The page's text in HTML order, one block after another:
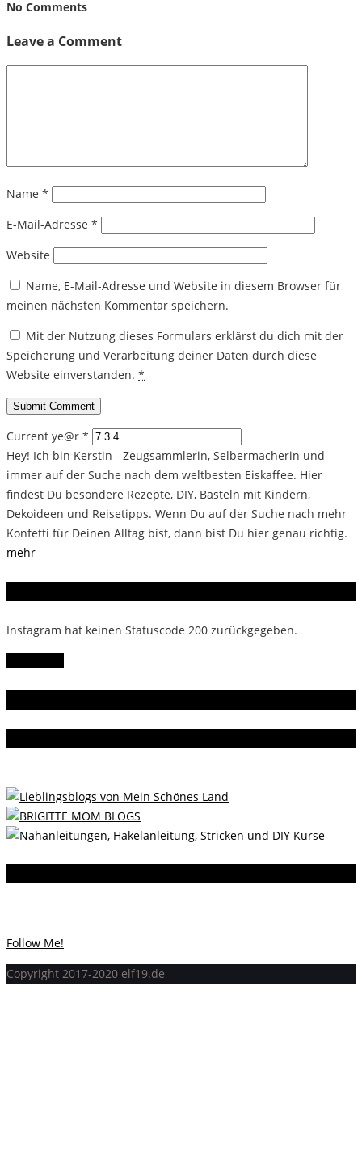
No Comments
Leave a Comment
Name *
E-Mail-Adresse *
Website
Name, E-Mail-Adresse und Website in diesem Browser für
meinen nächsten Kommentar speichern.
Mit der Nutzung dieses Formulars erklärst du dich mit der
Speicherung und Verarbeitung deiner Daten durch diese
Website einverstanden. *
Current ye@r *
Hey! Ich bin Kerstin - Zeugsammlerin, Selbermacherin und
immer auf der Suche nach dem weltbesten Eiskaffee. Hier
findest Du besondere Rezepte, DIY, Basteln mit Kindern,
Dekoideen und Reisetipps. Wenn Du auf der Suche nach mehr
Konfetti für Deinen Alltag bist, dann bist Du hier genau richtig.
mehr
Instagram hat keinen Statuscode 200 zurückgegeben.
Follow Me!
Copyright 2017-2020 elf19.de